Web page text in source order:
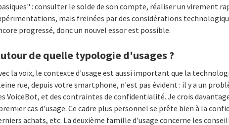
: consulter le solde de son compte, réaliser un virement
mais freinées par des considérations
progressé, donc un nouvel essor est possible.
de quelle typologie d'usages ?
la voix, le contexte d'usage est aussi important que la
rue, depuis votre smartphone, n'est pas évident : il y a un
VoiceBot, et des contraintes de confidentialité. Je crois
cas d'usage. Ce cadre plus personnel se prête bien à la
achats, etc. La deuxième famille d'usage concerne les